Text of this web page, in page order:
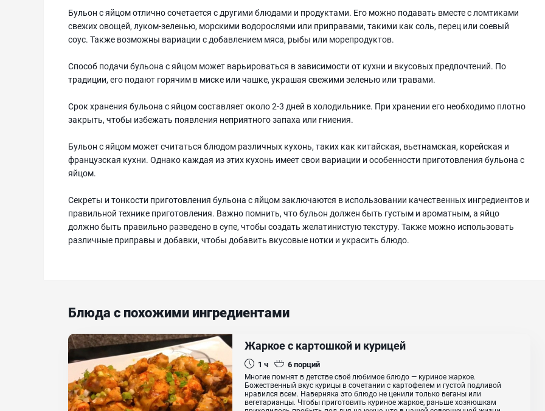
Бульон с яйцом отлично сочетается с другими блюдами и продуктами. Его можно подавать вместе с ломтиками
свежих овощей, луком-зеленью, морскими водорослями или приправами, такими как соль, перец или соевый
соус. Также возможны вариации с добавлением мяса, рыбы или морепродуктов.
Способ подачи бульона с яйцом может варьироваться в зависимости от кухни и вкусовых предпочтений. По
традиции, его подают горячим в миске или чашке, украшая свежими зеленью или травами.
Срок хранения бульона с яйцом составляет около 2-3 дней в холодильнике. При хранении его необходимо плотно
закрыть, чтобы избежать появления неприятного запаха или гниения.
Бульон с яйцом может считаться блюдом различных кухонь, таких как китайская, вьетнамская, корейская и
французская кухни. Однако каждая из этих кухонь имеет свои вариации и особенности приготовления бульона с
яйцом.
Секреты и тонкости приготовления бульона с яйцом заключаются в использовании качественных ингредиентов и
правильной технике приготовления. Важно помнить, что бульон должен быть густым и ароматным, а яйцо
должно быть правильно разведено в супе, чтобы создать желатинистую текстуру. Также можно использовать
различные приправы и добавки, чтобы добавить вкусовые нотки и украсить блюдо.
Блюда с похожими ингредиентами
Жаркое с картошкой и курицей
1 ч 6порций
Многие помнят в детстве своё любимое блюдо — куриное жаркое.
Божественный вкус курицы в сочетании с картофелем и густой подливой
нравился всем. Наверняка это блюдо не ценили только веганы или
вегетарианцы. Чтобы приготовить куриное жаркое, раньше хозяюшкам